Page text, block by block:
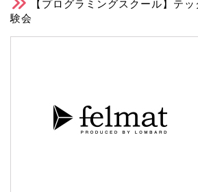
【プログラミングスクール】テ
験会